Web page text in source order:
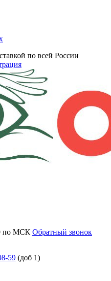
по всей России
по МСК Обратный звонок
59 (доб 1)